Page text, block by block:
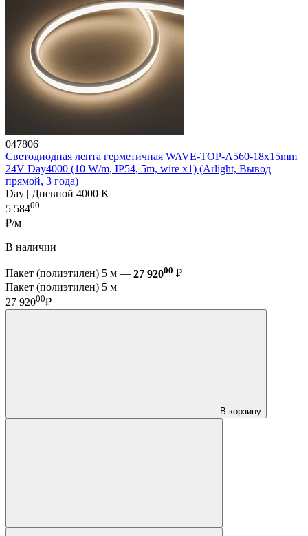
047806
Светодиодная лента герметичная WAVE-TOP-A560-18x15mm
24V Day4000 (10 W/m, IP54, 5m, wire x1) (Arlight, Вывод
прямой, 3 года)
Day | Дневной 4000 K
5 58400
₽/м
В наличии
Пакет (полиэтилен) 5 м — 27 92000 ₽
Пакет (полиэтилен) 5 м
27 92000₽
В корзину